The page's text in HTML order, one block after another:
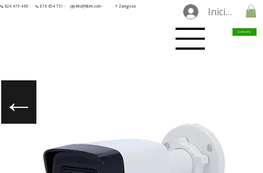
📞 624 473 469 · 📞 876 654 731 · ✉️ info@tilorn.com · 📍 Zaragoza Iniciar
Contacto
←